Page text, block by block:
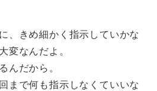
、きめ細かく指示していかな
変なんだよ。
んだから。
まで何も指示しなくていいな